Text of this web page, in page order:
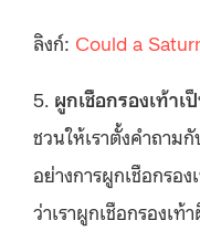
ลิงก์: Could a
5. ผูกเชือกรองเท้าเ
ชวนให้เราตั้งคำถาม
อย่างการผูกเชือกรอ
ว่าเราผูกเชือกรองเ